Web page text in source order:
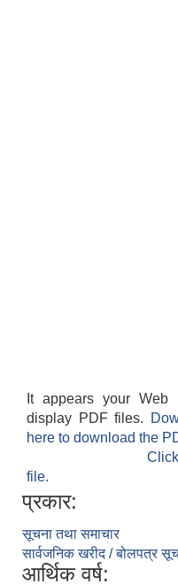
It appears your Web
display PDF files.
here to download the
file.
प्रकार:
सूचना तथा समाचार
सार्वजनिक खरीद / बोलपत्र
आर्थिक वर्ष: